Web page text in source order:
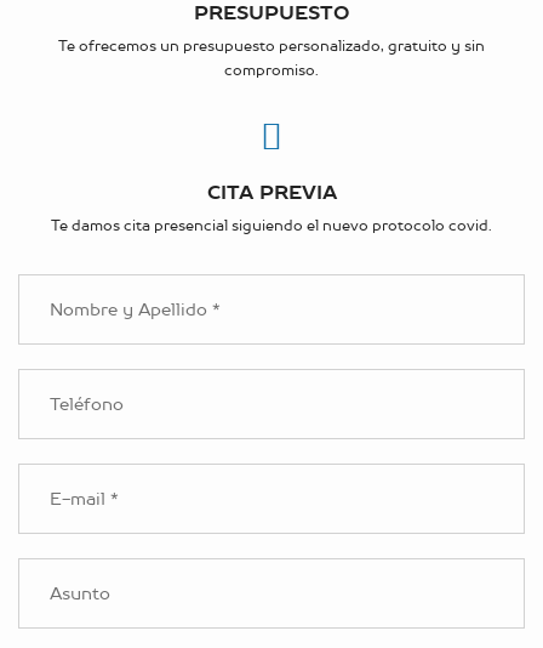
PRESUPUESTO
Te ofrecemos un presupuesto personalizado, gratuito y sin
compromiso.
CITA PREVIA
Te damos cita presencial siguiendo el nuevo protocolo covid.